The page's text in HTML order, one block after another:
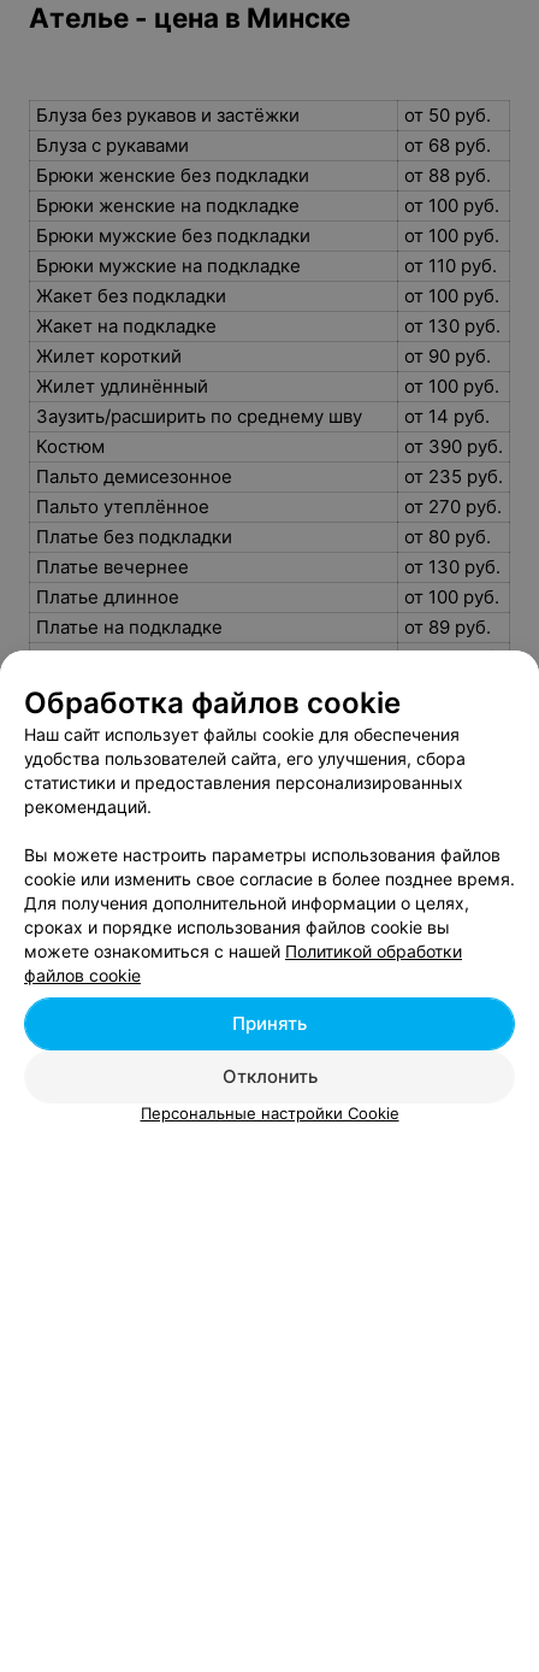
Ателье - цена в Минске
Блуза без рукавов и застёжки
от 50 руб.
Блуза с рукавами
от 68 руб.
Брюки женские без подкладки
от 88 руб.
Брюки женские на подкладке
от 100 руб.
Брюки мужские без подкладки
от 100 руб.
Брюки мужские на подкладке
от 110 руб.
Жакет без подкладки
от 100 руб.
Жакет на подкладке
от 130 руб.
Жилет короткий
от 90 руб.
Жилет удлинённый
от 100 руб.
Заузить/расширить по среднему шву
от 14 руб.
Костюм
от 390 руб.
Пальто демисезонное
от 235 руб.
Пальто утеплённое
от 270 руб.
Платье без подкладки
от 80 руб.
Платье вечернее
от 130 руб.
Платье длинное
от 100 руб.
Платье на подкладке
от 89 руб.
Пошив пиджака на подкладке
от 170 руб.
Рубашка основа
Сарафан без подкладки
Сарафан на подкладке
от 85 руб.
Топ
от 55 руб.
Туника
тесьмой
от 11 руб.
Шорты женские без подкладки
от 55 руб.
Шорты женские на подкладке
от 70 руб.
Юбка без подкладки
от 50 руб.
Юбка на подкладке
Юбка солнце-клёш
Обработка файлов cookie
Наш сайт использует файлы cookie для обеспечения
удобства пользователей сайта, его улучшения, сбора
статистики и предоставления персонализированных
рекомендаций.
Вы можете настроить параметры использования файлов
cookie или изменить свое согласие в более позднее время.
Для получения дополнительной информации о целях,
сроках и порядке использования файлов cookie вы
можете ознакомиться с нашей Политикой обработки
файлов cookie
Отклонить
Принять
Персональные настройки Cookie